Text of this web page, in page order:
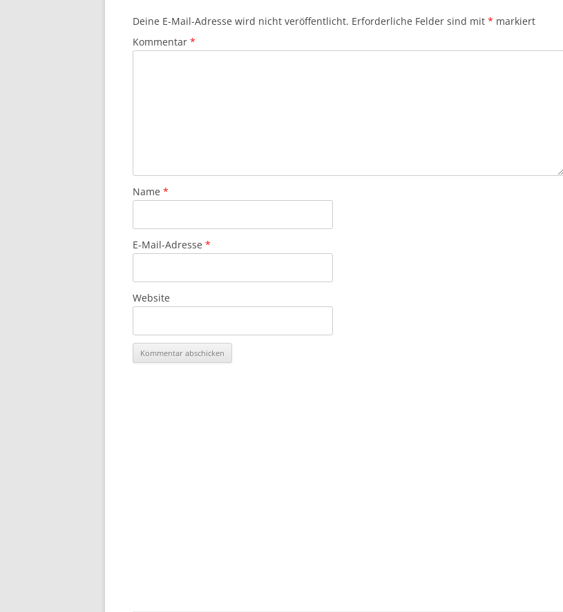
Deine E-Mail-Adresse wird nicht veröffentlicht. Erforderliche Felder sind mit * markiert
Kommentar *
Name *
E-Mail-Adresse *
Website